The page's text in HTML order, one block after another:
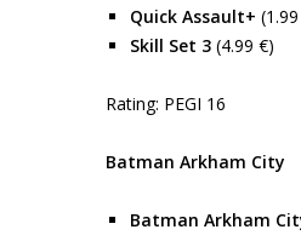
Quick Assault+
Skill Set 3 (4.99 €)
Rating: PEGI 16
Batman Arkham City
Batman Arkham